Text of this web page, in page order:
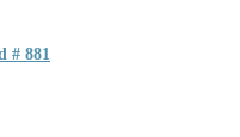
# 881